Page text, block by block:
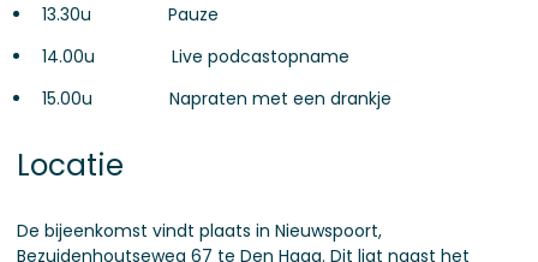
13.30u Pauze
14.00u Live podcastopname
15.00u Napraten met een drankje
Locatie
De bijeenkomst vindt plaats in Nieuwspoort,
Bezuidenhoutseweg 67 te Den Haag. Dit ligt naast het